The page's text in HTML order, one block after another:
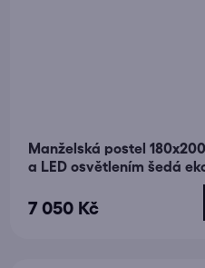
Manželská postel
a LED osvětlením šedá
7 050 Kč